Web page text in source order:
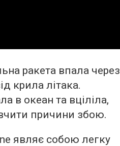
ракета впала через
крила літака.
в океан та вціліла,
причини збою.
являє собою легку